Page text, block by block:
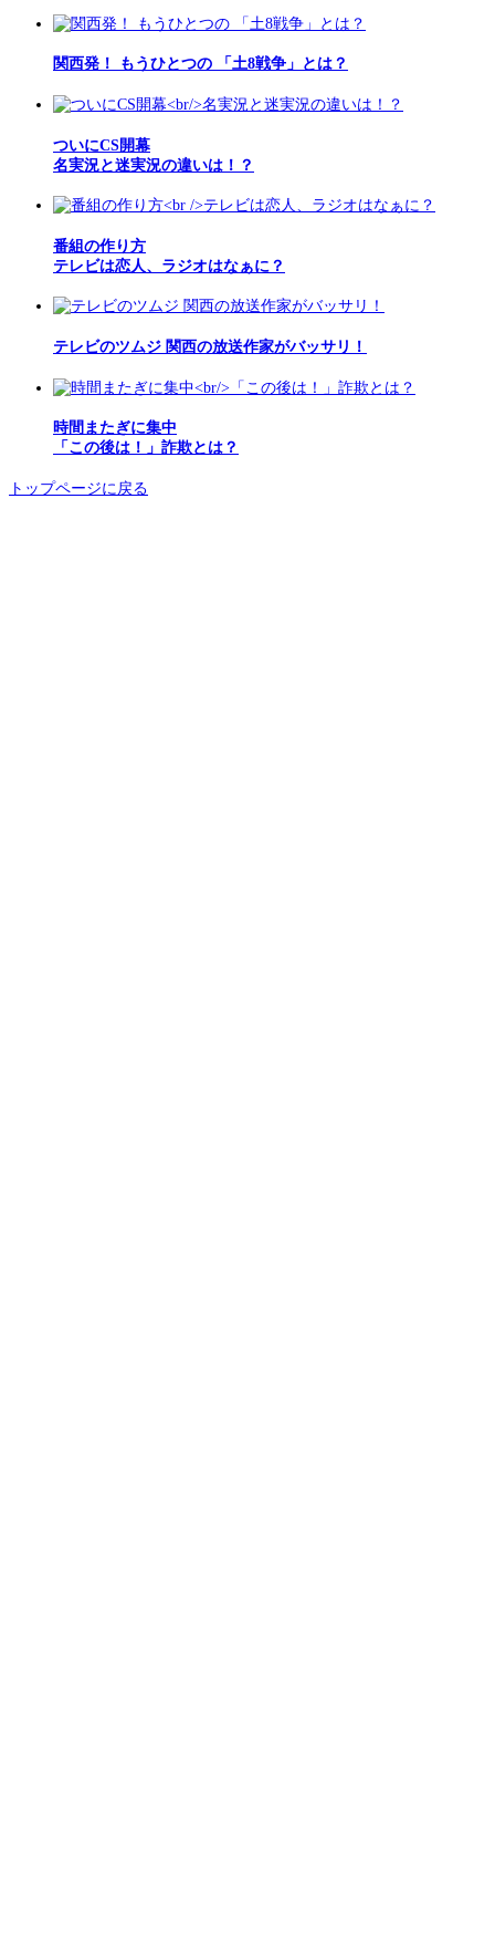
関西発！ もうひとつの 「土8戦争」とは？
ついにCS開幕
名実況と迷実況の違いは！？
番組の作り方
テレビは恋人、ラジオはなぁに？
テレビのツムジ 関西の放送作家がバッサリ！
時間またぎに集中
「この後は！」詐欺とは？
トップページに戻る